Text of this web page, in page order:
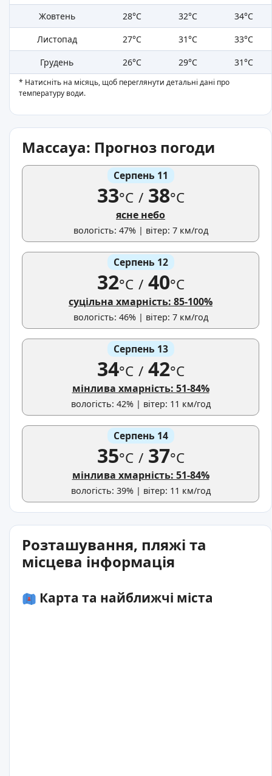
Жовтень
28°C 32°C
34°C
Листопад
27°C 31°C
33°C
Грудень
26°C 29°C 31°C
* Натисніть на місяць, щоб переглянути детальні дані про
температуру води.
Массауа: Прогноз погоди
Серпень 11
33°C /38°C
ясне небо
вологість: 47% | вітер: 7 км/год
Серпень 12
32°C /40°C
суцільна хмарність: 85-100%
вологість: 46% | вітер: 7 км/год
Серпень 13
34°C /42°C
мінлива хмарність: 51-84%
вологість: 42% | вітер: 11 км/год
Серпень 14
35°C /37°C
мінлива хмарність: 51-84%
вологість: 39% | вітер: 11 км/год
Розташування, пляжі та
місцева інформація
Карта та найближчі міста